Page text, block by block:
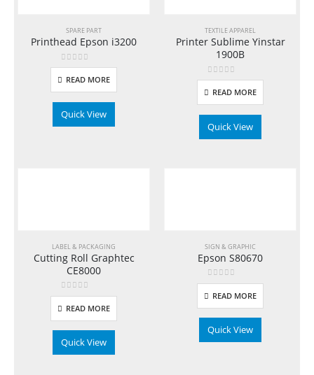
SPARE PART
Printhead Epson i3200
0out of 5
READ MORE
Quick View
TEXTILE APPAREL
Printer Sublime Yinstar
1900B
0out of 5
READ MORE
Quick View
LABEL & PACKAGING
Cutting Roll Graphtec
CE8000
0out of 5
READ MORE
Quick View
SIGN & GRAPHIC
Epson S80670
0out of 5
READ MORE
Quick View